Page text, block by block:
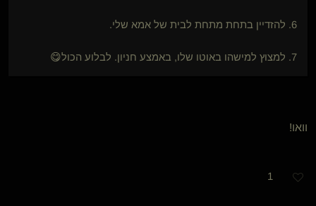
6. להזדיין בתחת מתחת לבית של אמא שלי.
7. למצוץ למישהו באוטו שלו, באמצע חניון. לבלוע הכול😋
וואו!
1